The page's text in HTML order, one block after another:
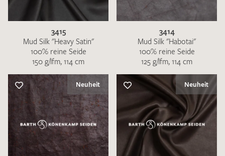
Ich bin damit einverstanden, dass meine angegebenen Daten
zur Beantwortung meiner Musteranfrage genutzt werden.
DieDatenschutzbestimmungen
habe ich zur Kenntnis
genommen und akzeptiere diese.
3415
Mud Silk "Heavy Satin"
100% reine Seide
150 g/lfm, 114 cm
3414
Mud Silk "Habotai"
100% reine Seide
125 g/lfm, 114 cm
Neuheit Neuheit